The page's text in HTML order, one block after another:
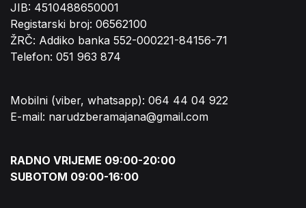
JIB: 4510488650001
Registarski broj: 06562100
ŽRČ: Addiko banka 552-000221-84156-71
Telefon: 051 963 874
Mobilni (viber, whatsapp): 064 44 04 922
E-mail: narudzberamajana@gmail.com
RADNO VRIJEME 09:00-20:00
SUBOTOM 09:00-16:00